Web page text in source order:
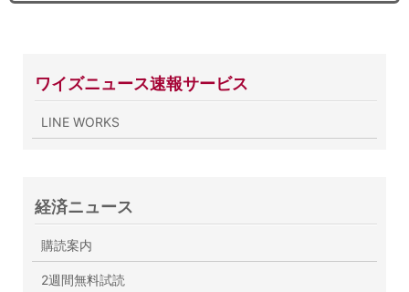
ワイズニュース速報サービス
LINE WORKS
経済ニュース
購読案内
2週間無料試読